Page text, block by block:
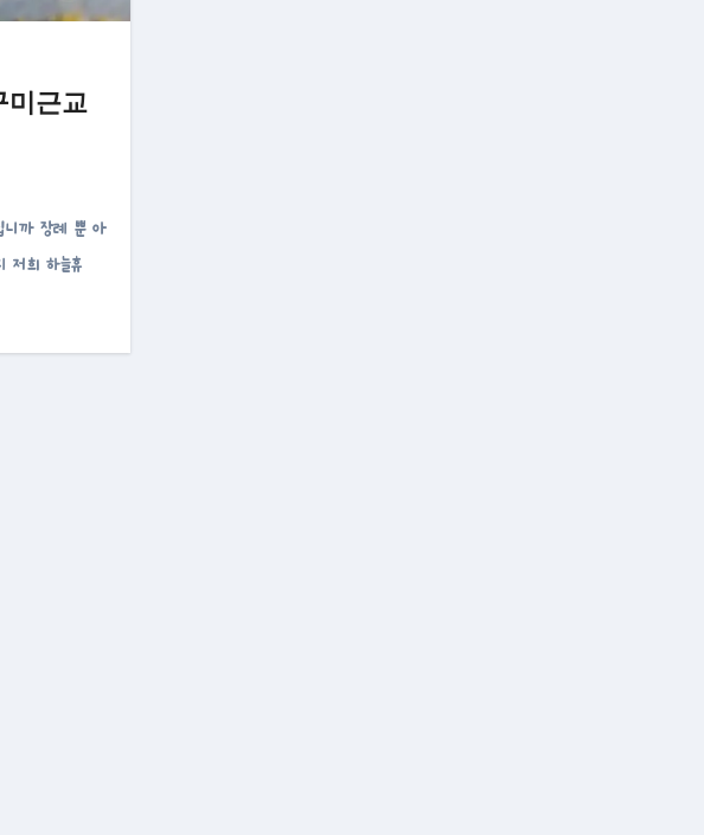
미근교
저희 하늘휴